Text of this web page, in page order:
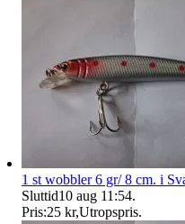
1 st wobbler 6 gr/ 8 cm. i
Sluttid10 aug 11:54.
Pris:25 kr,Utropspris.